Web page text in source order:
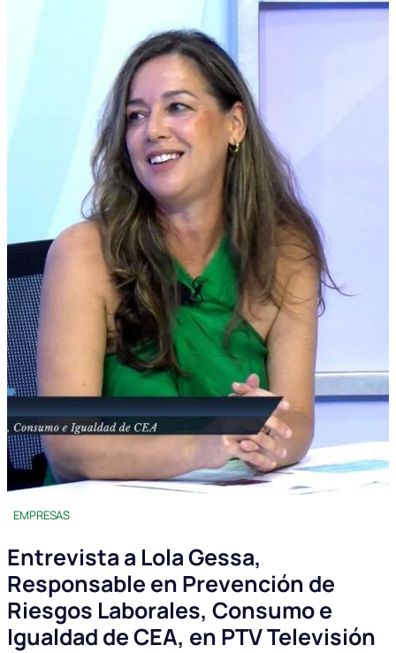
EMPRESAS
Entrevista a Lola Gessa,
Responsable en Prevención de
Riesgos Laborales, Consumo e
Igualdad de CEA, en PTV Televisión